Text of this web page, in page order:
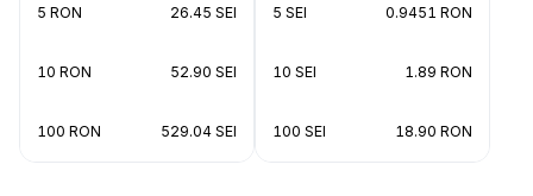
5 RON 26.45 SEI
10 RON 52.90 SEI
100 RON 529.04 SEI
5 SEI 0.9451 RON
10 SEI 1.89 RON
100 SEI 18.90 RON